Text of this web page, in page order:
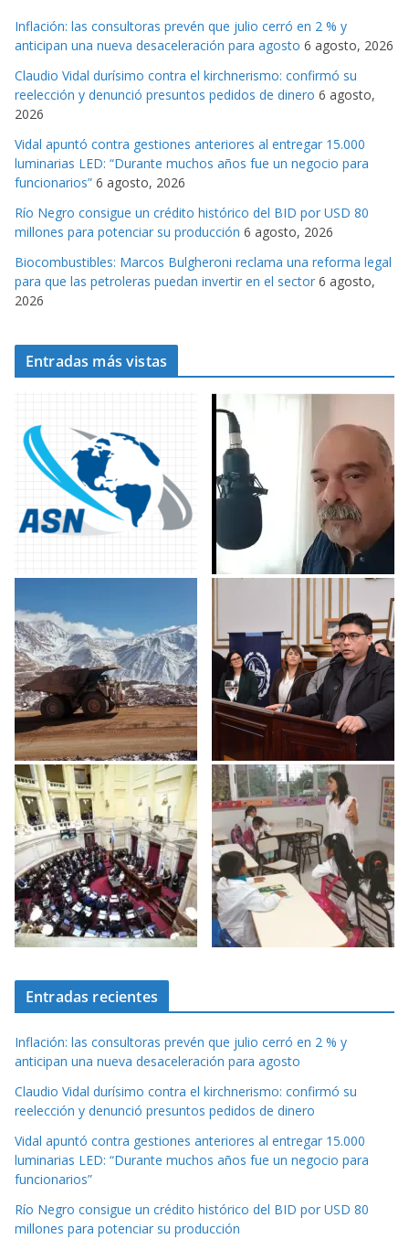
o
r
i
a
s
Inflación: las consultoras prevén que julio cerró en 2 % y
anticipan una nueva desaceleración para agosto 6 agosto, 2026
Claudio Vidal durísimo contra el kirchnerismo: confirmó su
reelección y denunció presuntos pedidos de dinero 6 agosto,
2026
Vidal apuntó contra gestiones anteriores al entregar 15.000
luminarias LED: “Durante muchos años fue un negocio para
funcionarios” 6 agosto, 2026
Río Negro consigue un crédito histórico del BID por USD 80
millones para potenciar su producción 6 agosto, 2026
Biocombustibles: Marcos Bulgheroni reclama una reforma legal
para que las petroleras puedan invertir en el sector 6 agosto,
2026
Entradas más vistas
Entradas recientes
Inflación: las consultoras prevén que julio cerró en 2 % y
anticipan una nueva desaceleración para agosto
Claudio Vidal durísimo contra el kirchnerismo: confirmó su
reelección y denunció presuntos pedidos de dinero
Vidal apuntó contra gestiones anteriores al entregar 15.000
luminarias LED: “Durante muchos años fue un negocio para
funcionarios”
Río Negro consigue un crédito histórico del BID por USD 80
millones para potenciar su producción